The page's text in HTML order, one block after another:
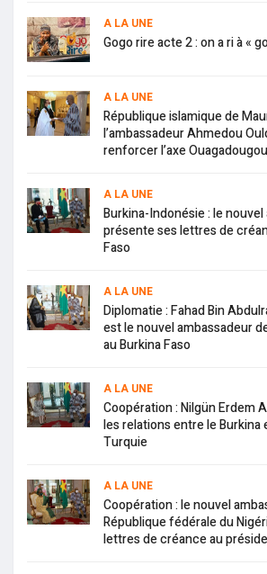
A LA UNE
Gogo rire acte 2 : on a ri à «
A LA UNE
République islamique de
l’ambassadeur Ahmedou
renforcer l’axe
A LA UNE
Burkina-Indonésie : le
présente ses lettres de
Faso
A LA UNE
Diplomatie : Fahad Bin
est le nouvel ambassadeur
au Burkina Faso
A LA UNE
Coopération : Nilgün Erdem
les relations entre le Burkina
Turquie
A LA UNE
Coopération : le nouvel
République fédérale du
lettres de créance au